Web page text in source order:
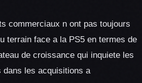
commerciaux n ont pas toujours
terrain face a la PS5 en termes de
de croissance qui inquiete les
les acquisitions a